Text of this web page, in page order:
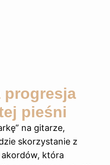
progresja
pieśni
na gitarze,
skorzystanie z
akordów, która